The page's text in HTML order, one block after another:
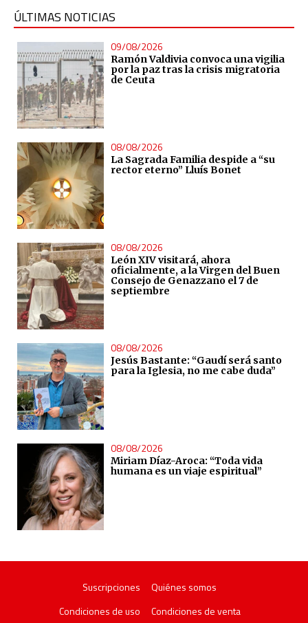
ÚLTIMAS NOTICIAS
09/08/2026
Ramón Valdivia convoca una vigilia
por la paz tras la crisis migratoria
de Ceuta
08/08/2026
La Sagrada Familia despide a “su
rector eterno” Lluís Bonet
08/08/2026
León XIV visitará, ahora
oficialmente, a la Virgen del Buen
Consejo de Genazzano el 7 de
septiembre
08/08/2026
Jesús Bastante: “Gaudí será santo
para la Iglesia, no me cabe duda”
08/08/2026
Miriam Díaz-Aroca: “Toda vida
humana es un viaje espiritual”
Suscripciones
Quiénes somos
Condiciones de uso
Condiciones de venta